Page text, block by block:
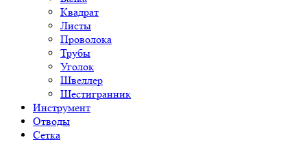
Квадрат
Листы
Проволока
Трубы
Уголок
Швеллер
Шестигранник
Инструмент
Отводы
Сетка